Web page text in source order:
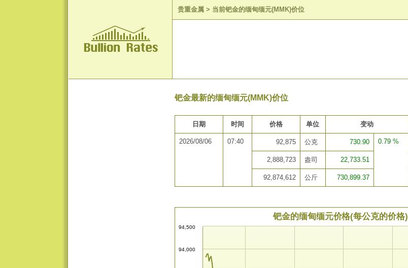
贵重金属 > 当前钯金的缅甸缅元(MMK)价位
钯金最新的缅甸缅元(MMK)价位
日期 时间 价格 单位 变动
2026/08/06 07:40 92,875 公克 730.90 0.79 %
2,888,723 盎司 22,733.51
92,874,612 公斤 730,899.37
钯金的缅甸缅元价格(每公克的价格)
94,000
94,500